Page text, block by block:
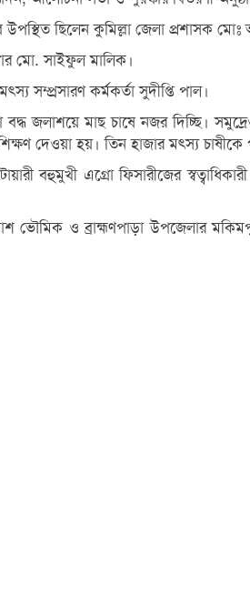
ছিলেন কুমিল্লা জেলা প্রশাসক
মো. সাইফুল মালিক।
সম্প্রসারণ কর্মকর্তা সুদীপ্তি পাল।
জলাশয়ে মাছ চাষে নজর দিচ্ছি।
দেওয়া হয়। তিন হাজার মৎস্য
বহুমুখী এগ্রো ফিসারীজের
ভৌমিক ও ব্রাহ্মণপাড়া উপজেলার